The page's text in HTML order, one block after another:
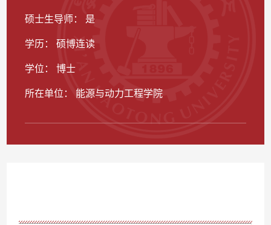
硕士生导师： 是
学历： 硕博连读
学位： 博士
所在单位： 能源与动力工程学院